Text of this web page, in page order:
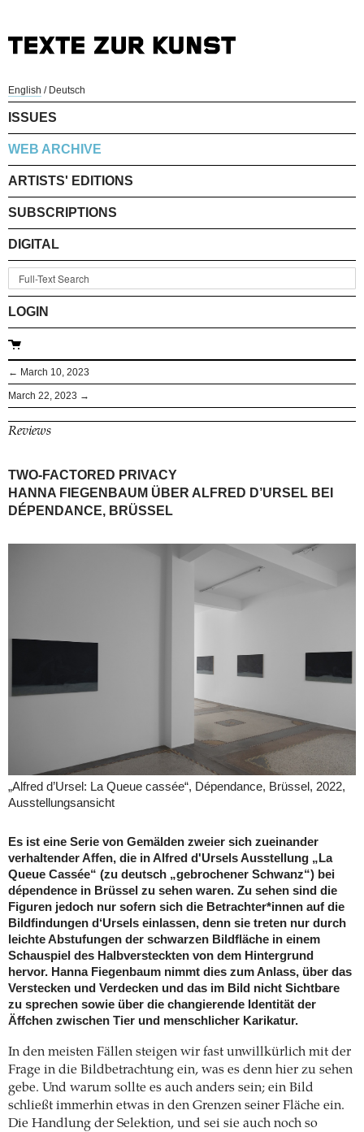
English / Deutsch
ISSUES
WEB ARCHIVE
ARTISTS' EDITIONS
SUBSCRIPTIONS
DIGITAL
LOGIN
← March 10, 2023
March 22, 2023 →
Reviews
TWO-FACTORED PRIVACY
HANNA FIEGENBAUM ÜBER ALFRED D’URSEL BEI
DÉPENDANCE, BRÜSSEL
„Alfred d’Ursel: La Queue cassée“, Dépendance, Brüssel, 2022,
Ausstellungsansicht
Es ist eine Serie von Gemälden zweier sich zueinander
verhaltender Affen, die in Alfred d'Ursels Ausstellung „La
Queue Cassée“ (zu deutsch „gebrochener Schwanz“) bei
dépendence in Brüssel zu sehen waren. Zu sehen sind die
Figuren jedoch nur sofern sich die Betrachter*innen auf die
Bildfindungen d‘Ursels einlassen, denn sie treten nur durch
leichte Abstufungen der schwarzen Bildfläche in einem
Schauspiel des Halbversteckten von dem Hintergrund
hervor. Hanna Fiegenbaum nimmt dies zum Anlass, über das
Verstecken und Verdecken und das im Bild nicht Sichtbare
zu sprechen sowie über die changierende Identität der
Äffchen zwischen Tier und menschlicher Karikatur.
In den meisten Fällen steigen wir fast unwillkürlich mit der
Frage in die Bildbetrachtung ein, was es denn hier zu sehen
gebe. Und warum sollte es auch anders sein; ein Bild
schließt immerhin etwas in den Grenzen seiner Fläche ein.
Die Handlung der Selektion, und sei sie auch noch so